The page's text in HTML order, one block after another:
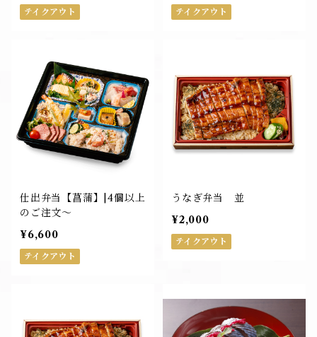
テイクアウト テイクアウト
仕出弁当【菖蒲】|4個以上
のご注文～
¥6,600
テイクアウト
うなぎ弁当 並
¥2,000
テイクアウト